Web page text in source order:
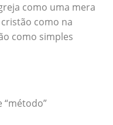
como uma mera
como na
como simples
“método”